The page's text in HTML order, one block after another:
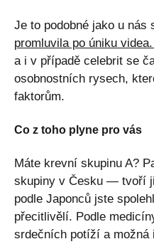
Je to podobné jako u nás
promluvila po úniku
a i v případě celebrit se
osobnostních rysech,
faktorům.
Co z toho plyne pro vás
Máte krevní skupinu A?
skupiny v Česku — tvoří
podle Japonců jste
přecitlivělí. Podle
srdečních potíží a